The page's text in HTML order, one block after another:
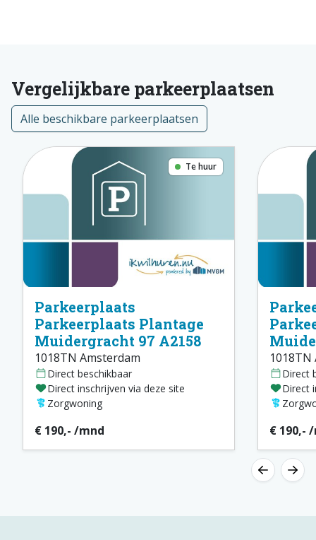
Vergelijkbare parkeerplaatsen
Alle beschikbare parkeerplaatsen
Te huur
Parkeerplaats
Parkeerplaats Plantage
Muidergracht 97 A2158
1018TN Amsterdam
Direct beschikbaar
Direct inschrijven via deze site
Zorgwoning
€ 190,- /mnd
1018TN
Direct
Direct
€ 190,-